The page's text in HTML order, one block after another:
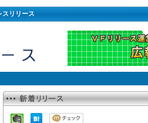
スリリース